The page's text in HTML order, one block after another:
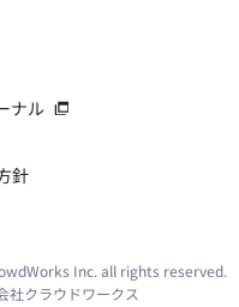
ナル
針
Inc. all rights reserved.
社クラウドワークス